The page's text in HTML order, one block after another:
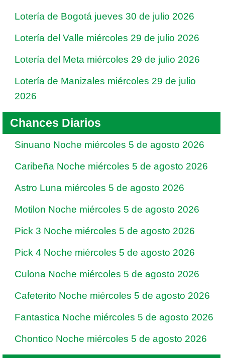
Lotería de Bogotá jueves 30 de julio 2026
Lotería del Valle miércoles 29 de julio 2026
Lotería del Meta miércoles 29 de julio 2026
Lotería de Manizales miércoles 29 de julio
2026
Chances Diarios
Sinuano Noche miércoles 5 de agosto 2026
Caribeña Noche miércoles 5 de agosto 2026
Astro Luna miércoles 5 de agosto 2026
Motilon Noche miércoles 5 de agosto 2026
Pick 3 Noche miércoles 5 de agosto 2026
Pick 4 Noche miércoles 5 de agosto 2026
Culona Noche miércoles 5 de agosto 2026
Cafeterito Noche miércoles 5 de agosto 2026
Fantastica Noche miércoles 5 de agosto 2026
Chontico Noche miércoles 5 de agosto 2026